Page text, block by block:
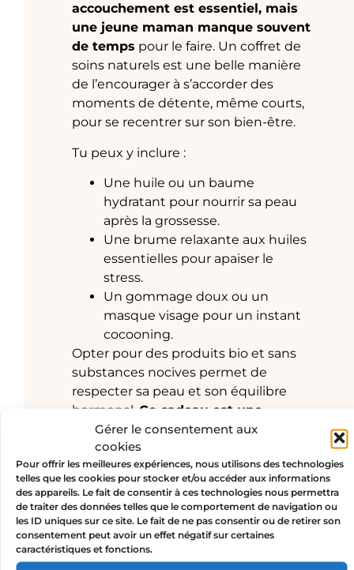
Gérer le consentement aux
cookies
Pour offrir les meilleures expériences, nous utilisons des technologies
telles que les cookies pour stocker et/ou accéder aux informations
des appareils. Le fait de consentir à ces technologies nous permettra
de traiter des données telles que le comportement de navigation ou
les ID uniques sur ce site. Le fait de ne pas consentir ou de retirer son
consentement peut avoir un effet négatif sur certaines
caractéristiques et fonctions.
accouchement est essentiel, mais
une jeune maman manque souvent
de temps pour le faire. Un coffret de
soins naturels est une belle manière
de l’encourager à s’accorder des
moments de détente, même courts,
pour se recentrer sur son bien-être.
Tu peux y inclure :
Une huile ou un baume
hydratant pour nourrir sa peau
après la grossesse.
Une brume relaxante aux huiles
essentielles pour apaiser le
stress.
Un gommage doux ou un
masque visage pour un instant
cocooning.
Opter pour des produits bio et sans
substances nocives permet de
respecter sa peau et son équilibre
hormonal. Ce cadeau est une
invitation à prendre soin d’elle,
en douceur.